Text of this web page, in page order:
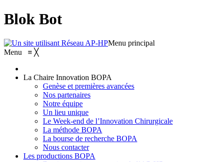
Blok Bot
Menu principal
Menu ≡ ╳
La Chaire Innovation BOPA
Genèse et premières avancées
Nos partenaires
Notre équipe
Un lieu unique
Le Week-end de l’Innovation Chirurgicale
La méthode BOPA
La bourse de recherche BOPA
Nous contacter
Les productions BOPA